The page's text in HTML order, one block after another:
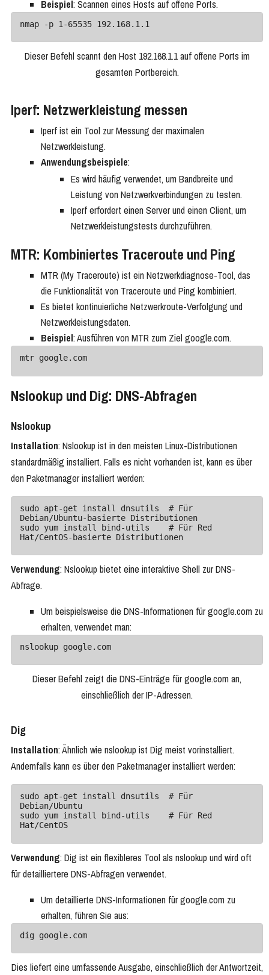
Beispiel: Scannen eines Hosts auf offene Ports.
Dieser Befehl scannt den Host 192.168.1.1 auf offene Ports im
gesamten Portbereich.
Iperf: Netzwerkleistung messen
Iperf ist ein Tool zur Messung der maximalen
Netzwerkleistung.
Anwendungsbeispiele:
Es wird häufig verwendet, um Bandbreite und
Leistung von Netzwerkverbindungen zu testen.
Iperf erfordert einen Server und einen Client, um
Netzwerkleistungstests durchzuführen.
MTR: Kombiniertes Traceroute und Ping
MTR (My Traceroute) ist ein Netzwerkdiagnose-Tool, das
die Funktionalität von Traceroute und Ping kombiniert.
Es bietet kontinuierliche Netzwerkroute-Verfolgung und
Netzwerkleistungsdaten.
Beispiel: Ausführen von MTR zum Ziel google.com.
Nslookup und Dig: DNS-Abfragen
Nslookup
Installation: Nslookup ist in den meisten Linux-Distributionen
standardmäßig installiert. Falls es nicht vorhanden ist, kann es über
den Paketmanager installiert werden:
sudo apt-get install dnsutils  # Für
Debian/Ubuntu-basierte Distributionen
sudo yum install bind-utils    # Für Red
Verwendung: Nslookup bietet eine interaktive Shell zur DNS-
Abfrage.
Um beispielsweise die DNS-Informationen für google.com zu
erhalten, verwendet man:
Dieser Befehl zeigt die DNS-Einträge für google.com an,
einschließlich der IP-Adressen.
Dig
Installation: Ähnlich wie nslookup ist Dig meist vorinstalliert.
Andernfalls kann es über den Paketmanager installiert werden:
sudo apt-get install dnsutils  # Für
Debian/Ubuntu
sudo yum install bind-utils    # Für Red
Verwendung: Dig ist ein flexibleres Tool als nslookup und wird oft
für detailliertere DNS-Abfragen verwendet.
Um detaillierte DNS-Informationen für google.com zu
erhalten, führen Sie aus:
Dies liefert eine umfassende Ausgabe, einschließlich der Antwortzeit,